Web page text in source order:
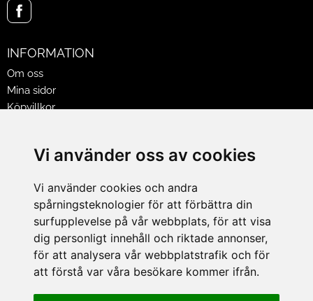
Vi använder oss av cookies
Vi använder cookies och andra
spårningsteknologier för att förbättra din
surfupplevelse på vår webbplats, för att visa
dig personligt innehåll och riktade annonser,
för att analysera vår webbplatstrafik och för
att förstå var våra besökare kommer ifrån.
INFORMATION
Om oss
Mina sidor
Köpvillkor
Jobba på Hasselgrens
LEVERANS
BETALNINGSSÄTT